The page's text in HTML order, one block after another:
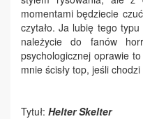
momentami będziecie
czytało. Ja lubię tego
należycie do fanów
psychologicznej oprawie
mnie ścisły top, jeśli
Tytuł: Helter Skelter